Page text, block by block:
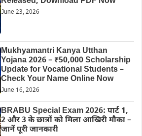
June 23, 2026
Mukhyamantri Kanya Utthan
Yojana 2026 – ₹50,000 Scholarship
Update for Vocational Students –
Check Your Name Online Now
June 16, 2026
BRABU Special Exam 2026: पार्ट 1,
2 और 3 के छात्रों को मिला आखिरी मौका –
जानें पूरी जानकारी